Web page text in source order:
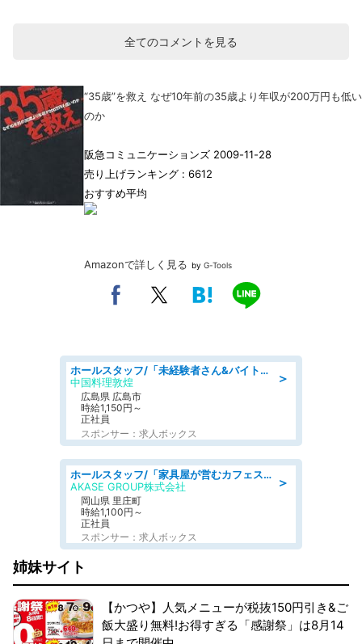
全てのコメントを見る
“35歳”を救え なぜ10年前の35歳より年収が200万円も低い
のか
阪急コミュニケーションズ 2009-11-28
売り上げランキング : 6612
おすすめ平均
Amazonで詳しく見る by G-Tools
＞
ホールスタッフ/「未経験者さん&バイトデビューも大歓迎」残業ほぼなし×1日3時間〜勤務OK!フォロー体制も充実/広島県/広島市南区
中国料理敦煌
広島県 広島市
時給1,150円～
正社員
スポンサー：求人ボックス
＞
ホールスタッフ/「家具屋が営むカフェスタッフ!」週2日～OK!嬉しいまかない付き/岡山県/浅口郡里庄町
AKASE GROUP株式会社
岡山県 里庄町
時給1,100円～
正社員
スポンサー：求人ボックス
姉妹サイト
【かつや】人気メニューが税抜150円引き&ご
飯大盛り無料!お得すぎる「感謝祭」は8月14